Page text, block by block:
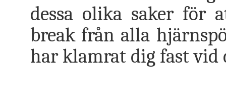
dessa olika saker för
break från alla
har klamrat dig fast vid